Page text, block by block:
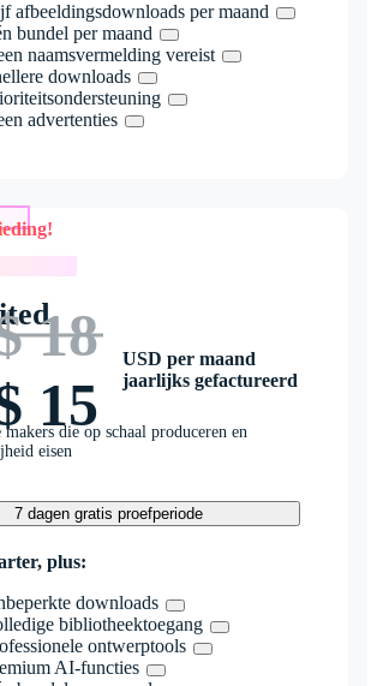
afbeeldingsdownloads per maand
bundel per maand
naamsvermelding vereist
downloads
advertenties
18
15
USD per maand
jaarlijks gefactureerd
die op schaal produceren en
eisen
7 dagen gratis proefperiode
plus:
downloads
bibliotheektoegang
ontwerptools
AI-functies